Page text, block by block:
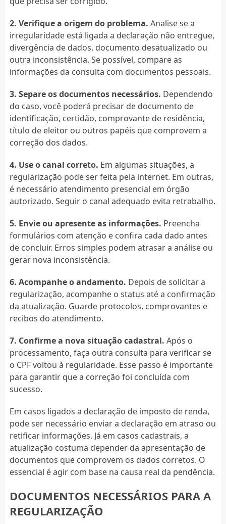
2. Verifique a origem do problema. Analise se a
irregularidade está ligada a declaração não entregue,
divergência de dados, documento desatualizado ou
outra inconsistência. Se possível, compare as
informações da consulta com documentos pessoais.
3. Separe os documentos necessários. Dependendo
do caso, você poderá precisar de documento de
identificação, certidão, comprovante de residência,
título de eleitor ou outros papéis que comprovem a
correção dos dados.
4. Use o canal correto. Em algumas situações, a
regularização pode ser feita pela internet. Em outras,
é necessário atendimento presencial em órgão
autorizado. Seguir o canal adequado evita retrabalho.
5. Envie ou apresente as informações. Preencha
formulários com atenção e confira cada dado antes
de concluir. Erros simples podem atrasar a análise ou
gerar nova inconsistência.
6. Acompanhe o andamento. Depois de solicitar a
regularização, acompanhe o status até a confirmação
da atualização. Guarde protocolos, comprovantes e
recibos do atendimento.
7. Confirme a nova situação cadastral. Após o
processamento, faça outra consulta para verificar se
o CPF voltou à regularidade. Esse passo é importante
para garantir que a correção foi concluída com
sucesso.
Em casos ligados a declaração de imposto de renda,
pode ser necessário enviar a declaração em atraso ou
retificar informações. Já em casos cadastrais, a
atualização costuma depender da apresentação de
documentos que comprovem os dados corretos. O
essencial é agir com base na causa real da pendência.
DOCUMENTOS NECESSÁRIOS PARA A
REGULARIZAÇÃO